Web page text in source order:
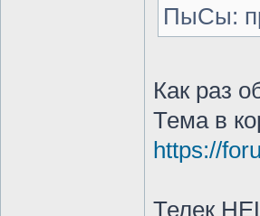
ПыСы:
Как раз
Тема в
https://
Телек